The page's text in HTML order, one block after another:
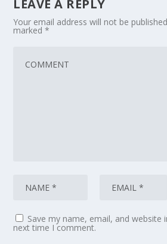
LEAVE A REPLY
Your email address will not be
marked*
Save my name, email, and website
next time I comment.